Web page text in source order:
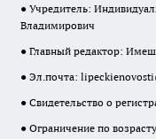
● Учредитель:
Владимирович
● Главный редактор:
● Эл.почта:
● Свидетельство о
● Ограничение по